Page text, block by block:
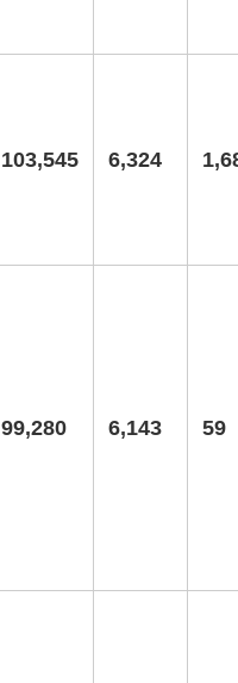
103,545 6,324
99,280 6,143 59